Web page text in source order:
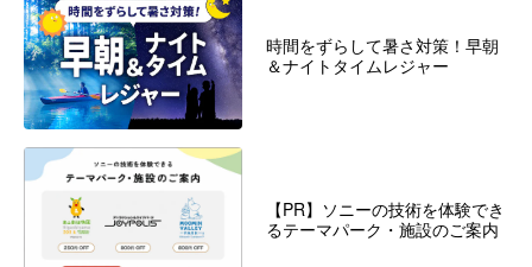
時間をずらして暑さ対策！早朝
＆ナイトタイムレジャー
【PR】ソニーの技術を体験でき
るテーマパーク・施設のご案内